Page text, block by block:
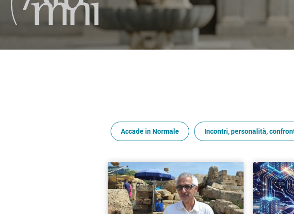
Accade in Normale Incontri, personalità,